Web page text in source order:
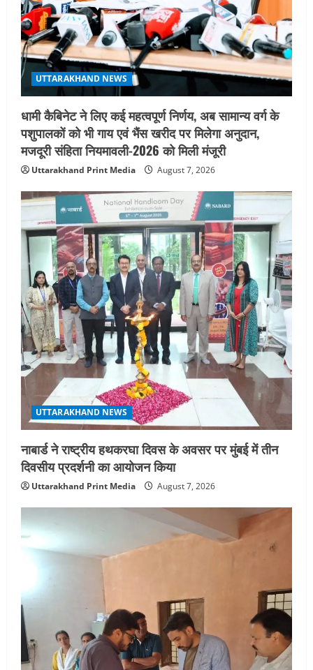
o
n
UTTARAKHAND NEWS
धामी कैबिनेट ने लिए कई महत्वपूर्ण निर्णय, अब सामान्य वर्ग के
पशुपालकों को भी गाय एवं भैंस खरीद पर मिलेगा अनुदान,
मजदूरी संहिता नियमावली-2026 को मिली मंजूरी
Uttarakhand Print Media August 7, 2026
UTTARAKHAND NEWS
नाबार्ड ने राष्ट्रीय हथकरघा दिवस के अवसर पर मुंबई में तीन
दिवसीय प्रदर्शनी का आयोजन किया
Uttarakhand Print Media August 7, 2026